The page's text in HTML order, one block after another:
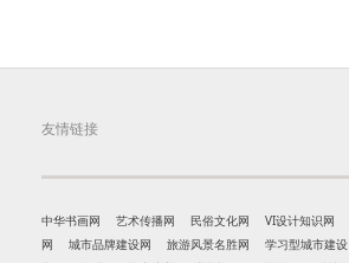
友情链接
中华书画网 艺术传播网 民俗文化网 VI设计知识网
网
城市品牌建设网 旅游风景名胜网 学习型城市建设